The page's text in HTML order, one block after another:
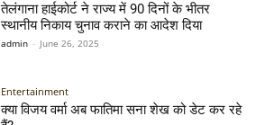
तेलंगाना हाईकोर्ट ने राज्य में 90 दिनों के भीतर
स्थानीय निकाय चुनाव कराने का आदेश दिया
admin - June 26, 2025
Entertainment
क्या विजय वर्मा अब फातिमा सना शेख को डेट कर रहे